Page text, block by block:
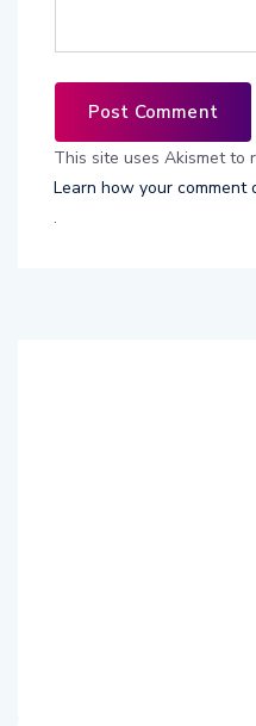
This site uses Akismet to
Learn how your comment
.